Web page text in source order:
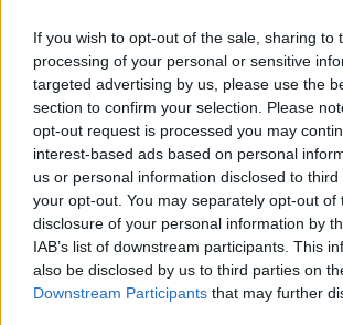
If you wish to opt-out of the sale, sharing to
processing of your personal or sensitive
targeted advertising by us, please use the
section to confirm your selection. Please
opt-out request is processed you may
interest-based ads based on personal
us or personal information disclosed to
your opt-out. You may separately opt-out of
disclosure of your personal information by
IAB’s list of downstream participants. This
also be disclosed by us to third parties on
Downstream Participants that may further
Vasárnap Nógrádot is eléri a
figyelmeztetés